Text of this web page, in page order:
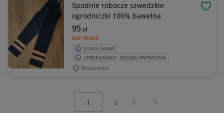
Spodnie robocze szwedzkie
ogrodniczki 100% bawełna
KUP TERAZ
95zł
STAN: NOWY
SPRZEDAJĄCY: OSOBA PRYWATNA
Radomsko
z 1 Następna strona